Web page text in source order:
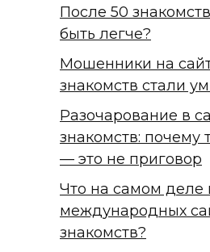
После 50
быть легче?
Мошенники на
знакомств стали
Разочарование в
знакомств: почему
— это не приговор
Что на самом деле
международных
знакомств?